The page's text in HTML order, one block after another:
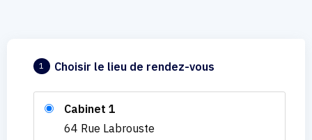
1 Choisir le lieu de rendez-vous
Cabinet 1
64 Rue Labrouste